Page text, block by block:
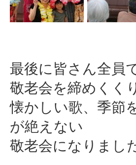
最後に皆さん全員
敬老会を締めくく
懐かしい歌、季節
が絶えない
敬老会になりまし